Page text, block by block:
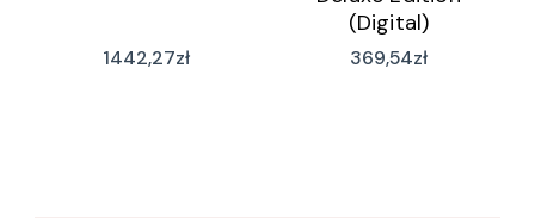
1442,27zł
(Digital)
369,54zł